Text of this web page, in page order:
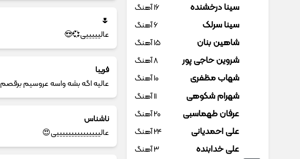
🌷
عالیییییی💞😍
فریبا
عالیه اگه بشه واسه عروسیم برقصم
ناشناس
عالیییییییییییییییی😍
سینا درخشنده 16 آهنگ
سینا سرلک 6 آهنگ
شاهین بنان 15 آهنگ
شروین حاجی پور 8 آهنگ
شهاب مظفری 10 آهنگ
شهرام شکوهی 11 آهنگ
عرفان طهماسبی 20 آهنگ
علی احمدیانی 24 آهنگ
علی خدابنده 3 آهنگ